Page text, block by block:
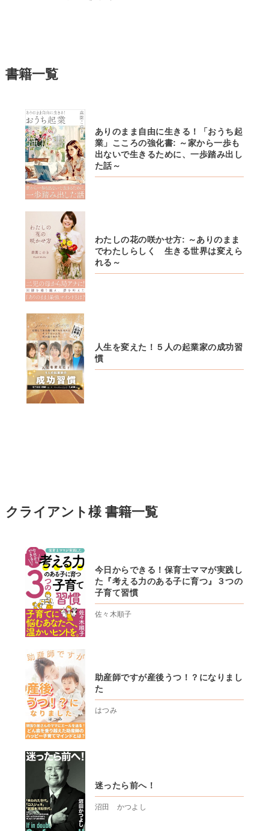
書籍一覧
ありのまま自由に生きる！「おうち起
業」こころの強化書: ～家から一歩も
出ないで生きるために、一歩踏み出し
た話～
わたしの花の咲かせ方: ～ありのまま
でわたしらしく 生きる世界は変えら
れる～
人生を変えた！５人の起業家の成功習
慣
クライアント様 書籍一覧
今日からできる！保育士ママが実践し
た『考える力のある子に育つ』３つの
子育て習慣
佐々木順子
助産師ですが産後うつ！？になりまし
た
はつみ
迷ったら前へ！
沼田 かつよし